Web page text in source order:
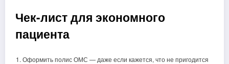
Чек-лист для экономного
пациента
Оформить полис ОМС — даже если кажется, что не пригодится